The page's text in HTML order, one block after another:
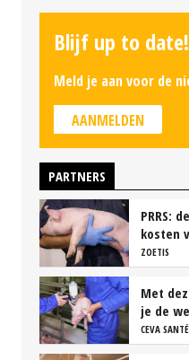
Blijf up to date!
Meld je aan voor de
AANMELDEN
PARTNERS
PRRS:
kosten
ZOETIS
Met
je de
vaccins
CEVA